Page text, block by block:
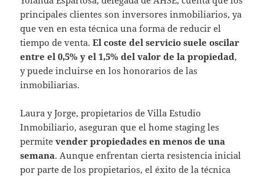
principales clientes son inversores inmobiliarios, ya
que ven en esta técnica una forma de reducir el
tiempo de venta.El coste del servicio suele oscilar
entre el 0,5% y el 1,5% del valor de la propiedad,
y puede incluirse en los honorarios de las
inmobiliarias.
Laura y Jorge, propietarios de Villa Estudio
Inmobiliario, aseguran que el home staging les
permitevender propiedades en menos de una
semana. Aunque enfrentan cierta resistencia inicial
por parte de los propietarios, el éxito de la técnica